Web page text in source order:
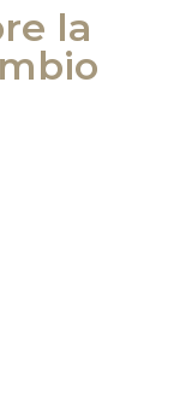
la